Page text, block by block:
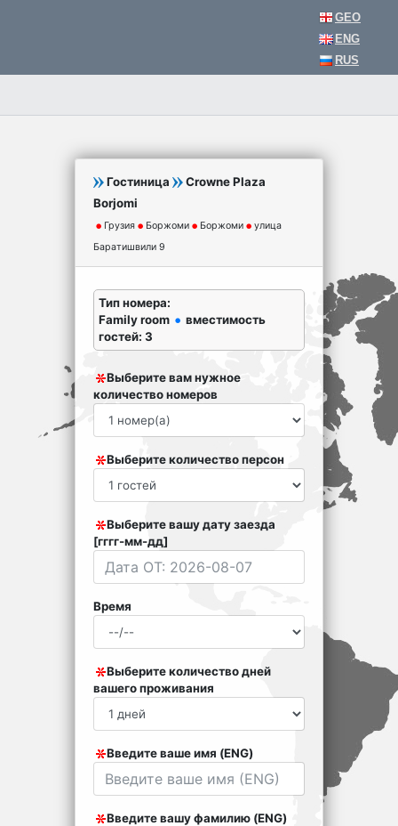
GEO
ENG
RUS
Гостиница
Crowne Plaza
Borjomi
Грузия Боржоми Боржоми
улица
Баратишвили 9
Тип номера:
Family room
вместимость
гостей: 3
Выберите вам нужное
количество номеров
Выберите количество персон
Выберите вашу дату заезда
[гггг-мм-дд]
Время
Выберите количество дней
вашего проживания
Введите ваше имя (ENG)
Введите вашу фамилию (ENG)